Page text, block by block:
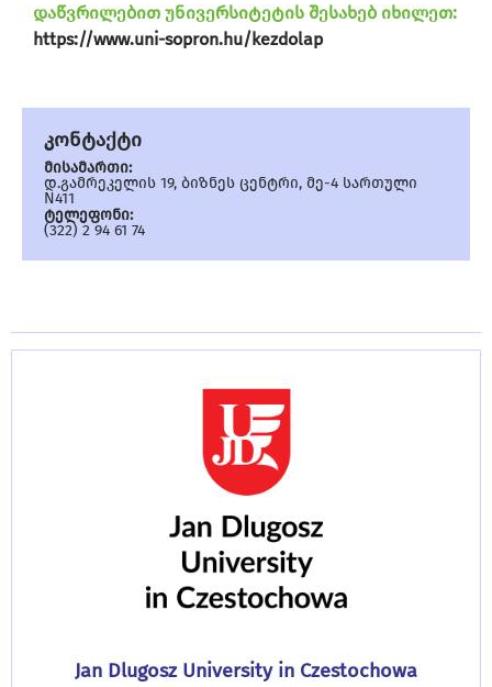
დაწვრილებით უნივერსიტეტის შესახებ იხილეთ:
https://www.uni-sopron.hu/kezdolap
კონტაქტი
მისამართი:
დ.გამრეკელის 19, ბიზნეს ცენტრი, მე-4 სართული
N411
ტელეფონი:
(322) 2 94 61 74
Jan Dlugosz University in Czestochowa